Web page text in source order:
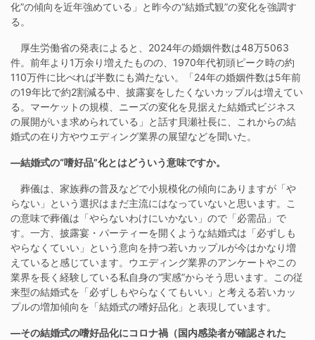
化”の傾向を近年強めている」と昨今の“結婚式観”の変化を強調す
る。
厚生労働省の発表によると、2024年の婚姻件数は48万5063
件。前年より1万余り増えたものの、1970年代初頭ピーク時の約
110万件に比べれば半数にも満たない。「24年の婚姻件数は5年前
の19年比で約2割減る中、披露宴をしたくないカップルは増えてい
る。マーケットの規模、ニーズの変化を見据えた結婚式ビジネス
の展開がいま求められている」と話す貝瀬社長に、これからの結
婚式の在り方やウエディング業界の展望などを聞いた。
―結婚式の“嗜好品”化とはどういう意味ですか。
葬儀は、家族葬の普及などで小規模化の傾向にありますが「や
らない」という選択はまだ主流にはなっていないと思います。こ
の意味で葬儀は「やらないわけにいかない」ので「必需品」で
す。一方、披露宴・パーティーを開くような結婚式は「必ずしも
やらなくていい」という意向を持つ若いカップルが今はかなり増
えていると感じています。ウエディング業界のアンケートやこの
業界を長く経験している私自身の“実感”からそう思います。この従
来型の結婚式を「必ずしもやらなくてもいい」と考える若いカッ
プルの増加傾向を「結婚式の嗜好品化」と表現しています。
―その結婚式の嗜好品化にコロナ禍（国内感染者が確認された